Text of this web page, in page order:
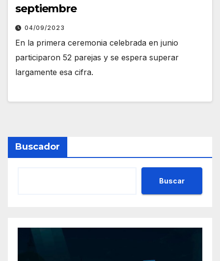
septiembre
04/09/2023
En la primera ceremonia celebrada en junio
participaron 52 parejas y se espera superar
largamente esa cifra.
Buscador
Buscar